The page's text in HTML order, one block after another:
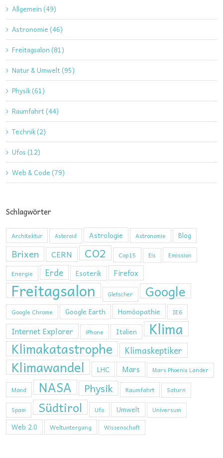
Allgemein (49)
Astronomie (46)
Freitagsalon (81)
Natur & Umwelt (95)
Physik (61)
Raumfahrt (44)
Technik (2)
Ufos (12)
Web & Code (79)
Schlagwörter
Architektur Asteroid Astrologie Astronomie Blog
Brixen CERN CO2 Cop15 Eis
Emission
Energie
Erde Esoterik Firefox
Freitagsalon Gletscher Google
Google Chrome Google Earth Homöopathie IE6
Internet Explorer iPhone Italien Klima
Klimakatastrophe Klimaskeptiker
Klimawandel LHC Mars Mars Phoenix Lander
Mond NASA Physik Raumfahrt Saturn
Spam Südtirol Ufo Umwelt Universum
Web 2.0 Weltuntergang Wissenschaft